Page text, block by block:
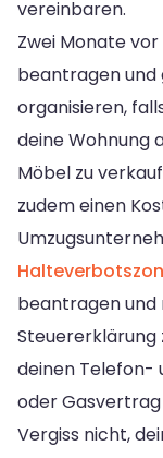
vereinbaren.
Zwei Monate
beantragen und
organisieren,
deine Wohnung
Möbel zu
zudem einen
beantragen und
Steuererklärung
deinen Telefon-
oder
Vergiss nicht,